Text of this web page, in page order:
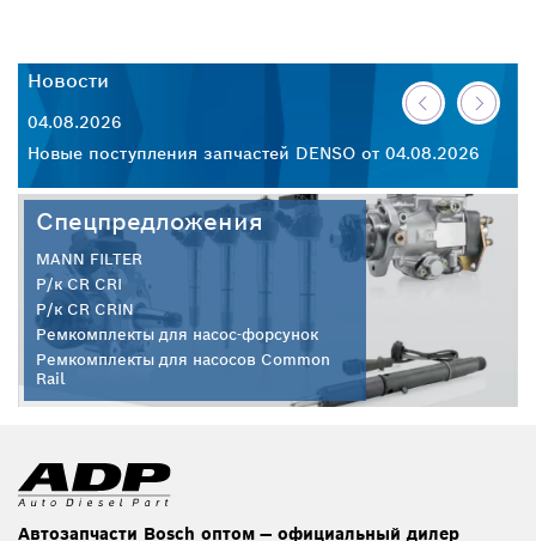
Новости
04.08.2026
Новые поступления запчастей DENSO от 04.08.2026
Спецпредложения
MANN FILTER
Р/к CR CRI
Р/к CR CRIN
Ремкомплекты для насос-форсунок
Ремкомплекты для насосов Common
Rail
Автозапчасти Bosch оптом — официальный дилер